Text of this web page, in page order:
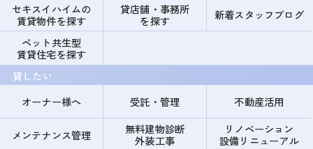
セキスイハイムの
賃貸物件を探す
貸店舗・事務所
を探す
新着スタッフブログ
ペット共生型
賃貸住宅を探す
貸したい
オーナー様へ
受託・管理 不動産活用
メンテナンス管理
無料建物診断
外装工事
リノベーション
設備リニューアル